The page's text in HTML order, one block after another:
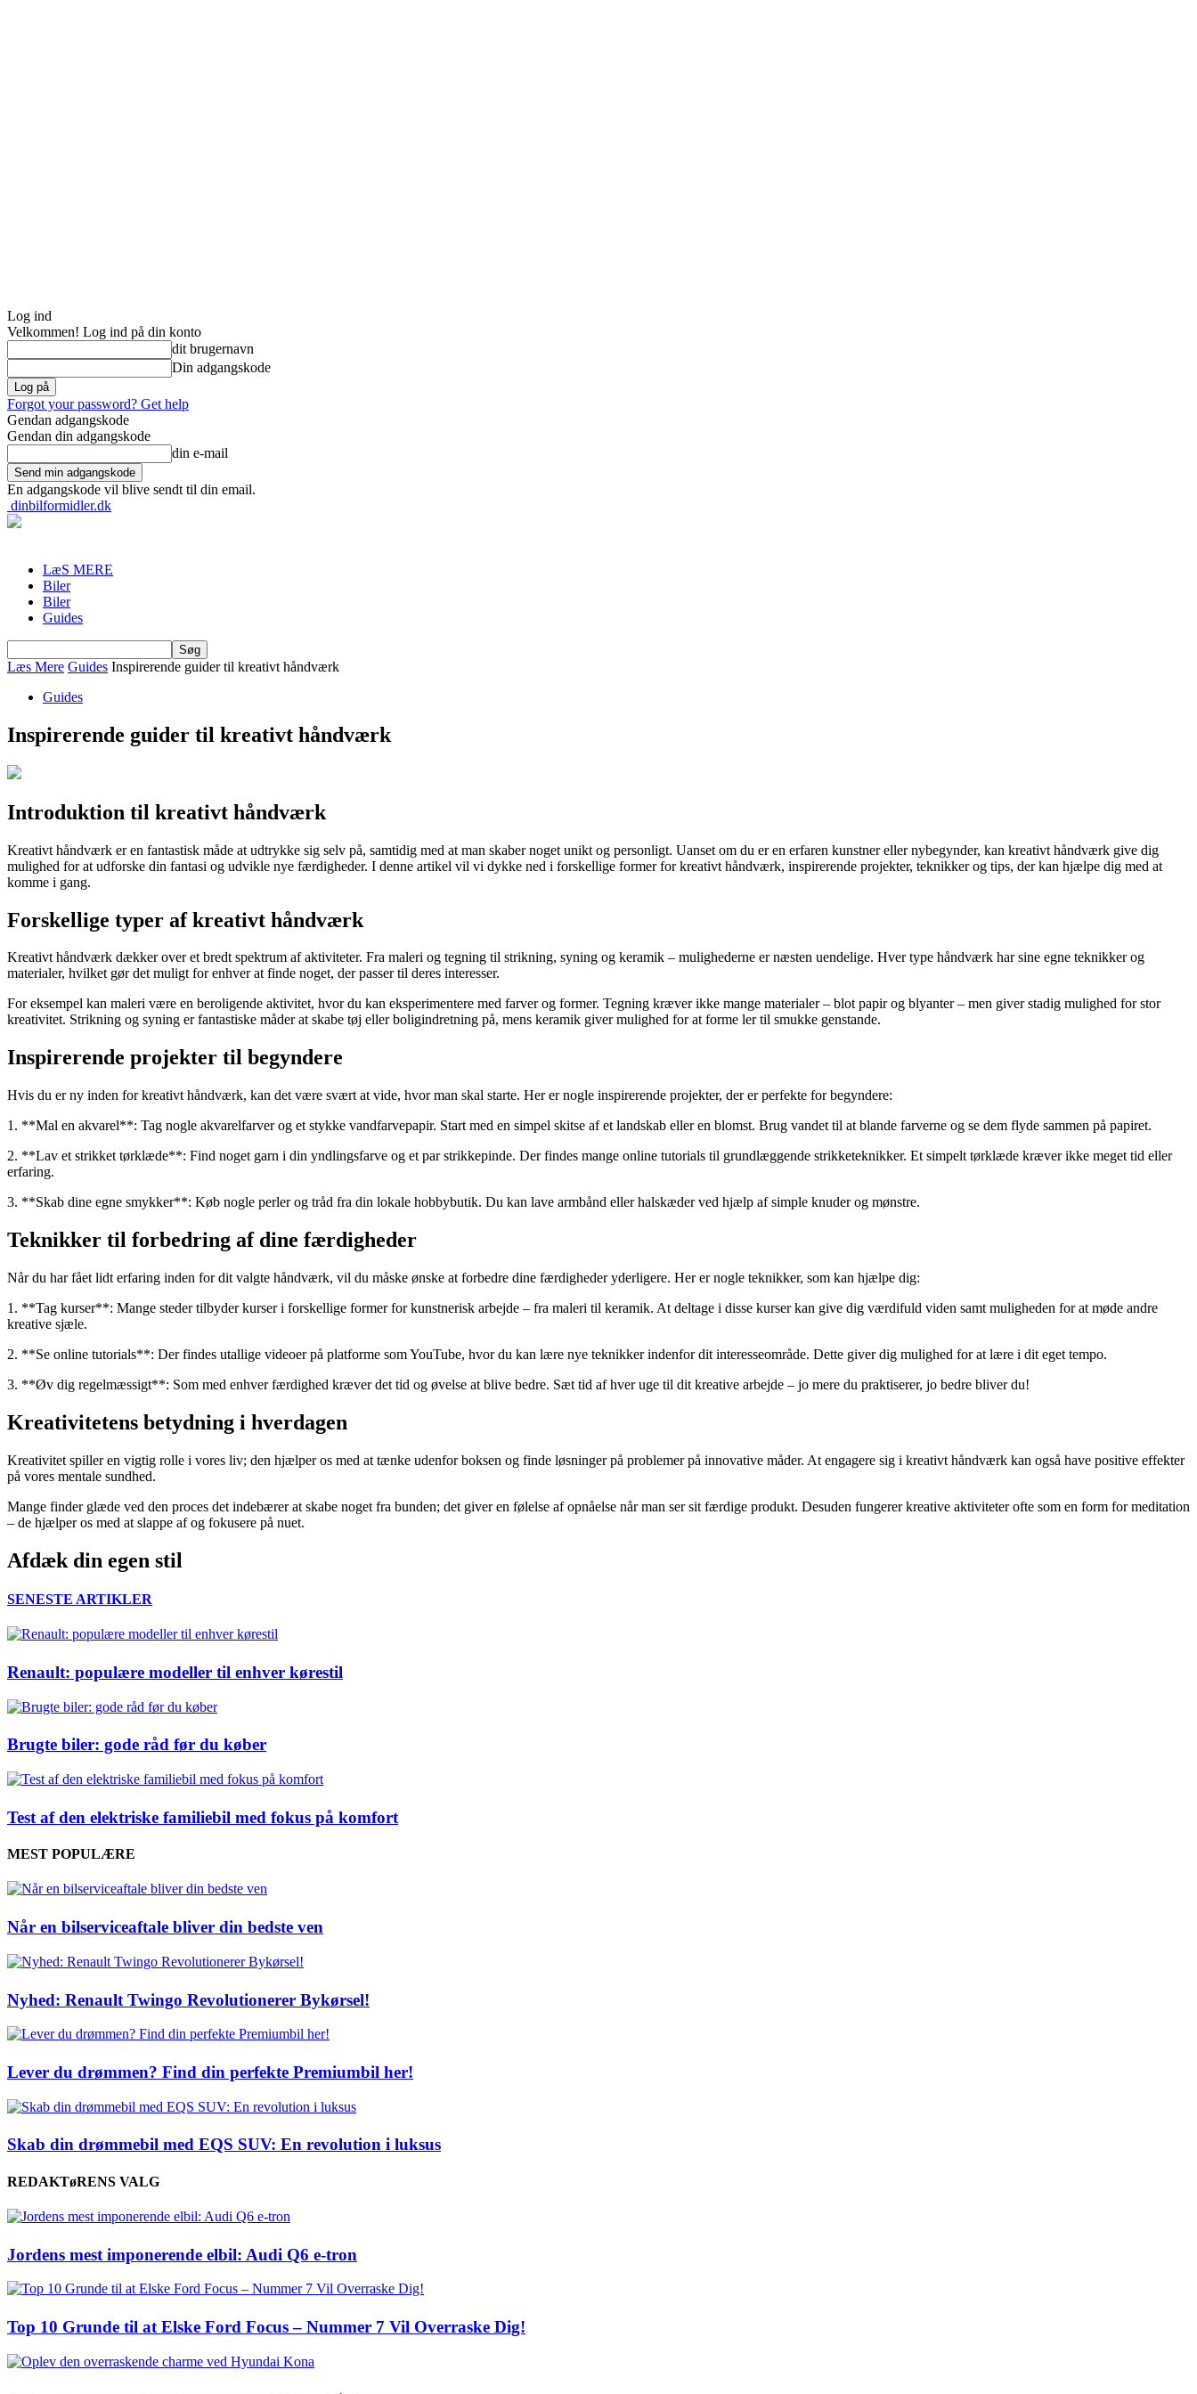
Log ind
Velkommen! Log ind på din konto
dit brugernavn
Din adgangskode
Forgot your password? Get help
Gendan adgangskode
Gendan din adgangskode
din e-mail
En adgangskode vil blive sendt til din email.
dinbilformidler.dk
LæS MERE
Biler
Biler
Guides
Læs Mere Guides Inspirerende guider til kreativt håndværk
Guides
Inspirerende guider til kreativt håndværk
Introduktion til kreativt håndværk
Kreativt håndværk er en fantastisk måde at udtrykke sig selv på, samtidig med at man skaber noget unikt og personligt. Uanset om du er en erfaren kunstner eller nybegynder, kan kreativt håndværk give dig
mulighed for at udforske din fantasi og udvikle nye færdigheder. I denne artikel vil vi dykke ned i forskellige former for kreativt håndværk, inspirerende projekter, teknikker og tips, der kan hjælpe dig med at
komme i gang.
Forskellige typer af kreativt håndværk
Kreativt håndværk dækker over et bredt spektrum af aktiviteter. Fra maleri og tegning til strikning, syning og keramik – mulighederne er næsten uendelige. Hver type håndværk har sine egne teknikker og
materialer, hvilket gør det muligt for enhver at finde noget, der passer til deres interesser.
For eksempel kan maleri være en beroligende aktivitet, hvor du kan eksperimentere med farver og former. Tegning kræver ikke mange materialer – blot papir og blyanter – men giver stadig mulighed for stor
kreativitet. Strikning og syning er fantastiske måder at skabe tøj eller boligindretning på, mens keramik giver mulighed for at forme ler til smukke genstande.
Inspirerende projekter til begyndere
Hvis du er ny inden for kreativt håndværk, kan det være svært at vide, hvor man skal starte. Her er nogle inspirerende projekter, der er perfekte for begyndere:
1. **Mal en akvarel**: Tag nogle akvarelfarver og et stykke vandfarvepapir. Start med en simpel skitse af et landskab eller en blomst. Brug vandet til at blande farverne og se dem flyde sammen på papiret.
2. **Lav et strikket tørklæde**: Find noget garn i din yndlingsfarve og et par strikkepinde. Der findes mange online tutorials til grundlæggende strikketeknikker. Et simpelt tørklæde kræver ikke meget tid eller
erfaring.
3. **Skab dine egne smykker**: Køb nogle perler og tråd fra din lokale hobbybutik. Du kan lave armbånd eller halskæder ved hjælp af simple knuder og mønstre.
Teknikker til forbedring af dine færdigheder
Når du har fået lidt erfaring inden for dit valgte håndværk, vil du måske ønske at forbedre dine færdigheder yderligere. Her er nogle teknikker, som kan hjælpe dig:
1. **Tag kurser**: Mange steder tilbyder kurser i forskellige former for kunstnerisk arbejde – fra maleri til keramik. At deltage i disse kurser kan give dig værdifuld viden samt muligheden for at møde andre
kreative sjæle.
2. **Se online tutorials**: Der findes utallige videoer på platforme som YouTube, hvor du kan lære nye teknikker indenfor dit interesseområde. Dette giver dig mulighed for at lære i dit eget tempo.
3. **Øv dig regelmæssigt**: Som med enhver færdighed kræver det tid og øvelse at blive bedre. Sæt tid af hver uge til dit kreative arbejde – jo mere du praktiserer, jo bedre bliver du!
Kreativitetens betydning i hverdagen
Kreativitet spiller en vigtig rolle i vores liv; den hjælper os med at tænke udenfor boksen og finde løsninger på problemer på innovative måder. At engagere sig i kreativt håndværk kan også have positive effekter
på vores mentale sundhed.
Mange finder glæde ved den proces det indebærer at skabe noget fra bunden; det giver en følelse af opnåelse når man ser sit færdige produkt. Desuden fungerer kreative aktiviteter ofte som en form for meditation
– de hjælper os med at slappe af og fokusere på nuet.
Afdæk din egen stil
SENESTE ARTIKLER
Renault: populære modeller til enhver kørestil
Brugte biler: gode råd før du køber
Test af den elektriske familiebil med fokus på komfort
MEST POPULÆRE
Når en bilserviceaftale bliver din bedste ven
Nyhed: Renault Twingo Revolutionerer Bykørsel!
Lever du drømmen? Find din perfekte Premiumbil her!
Skab din drømmebil med EQS SUV: En revolution i luksus
REDAKTøRENS VALG
Jordens mest imponerende elbil: Audi Q6 e-tron
Top 10 Grunde til at Elske Ford Focus – Nummer 7 Vil Overraske Dig!